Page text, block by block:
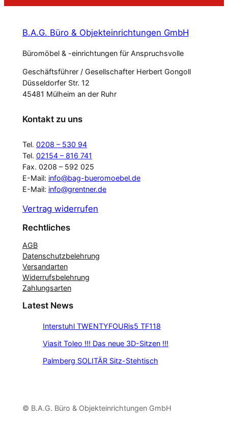
B.A.G. Büro & Objekteinrichtungen GmbH
Büromöbel & -einrichtungen für Anspruchsvolle
Geschäftsführer / Gesellschafter Herbert Gongoll
Düsseldorfer Str. 12
45481 Mülheim an der Ruhr
Kontakt zu uns
Tel. 0208 – 530 94
Tel. 02154 – 816 741
Fax. 0208 – 592 025
E-Mail: info@bag-bueromoebel.de
E-Mail: info@grentner.de
Vertrag widerrufen
Rechtliches
AGB
Datenschutzbelehrung
Versandarten
Widerrufsbelehrung
Zahlungsarten
Latest News
Interstuhl TWENTYFOURis5 TF118
Viasit Toleo !!! Das neue 3D-Sitzen !!!
Palmberg SOLITÄR Sitz-Stehtisch
© B.A.G. Büro & Objekteinrichtungen GmbH